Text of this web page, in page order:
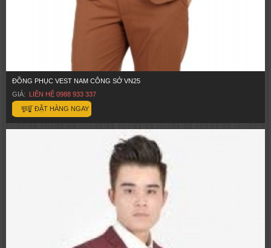
ĐỒNG PHỤC VEST NAM CÔNG SỞ VN25
GIÁ: LIÊN HỆ 0988 933 337
ĐẶT HÀNG NGAY